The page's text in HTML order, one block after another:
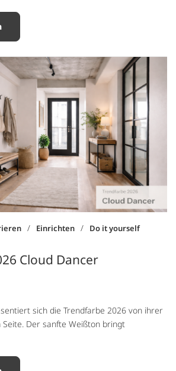
/ Einrichten / Do it yourself
Cloud Dancer
sich die Trendfarbe 2026 von ihrer
Der sanfte Weißton bringt